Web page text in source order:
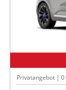
Privatangebot | 0